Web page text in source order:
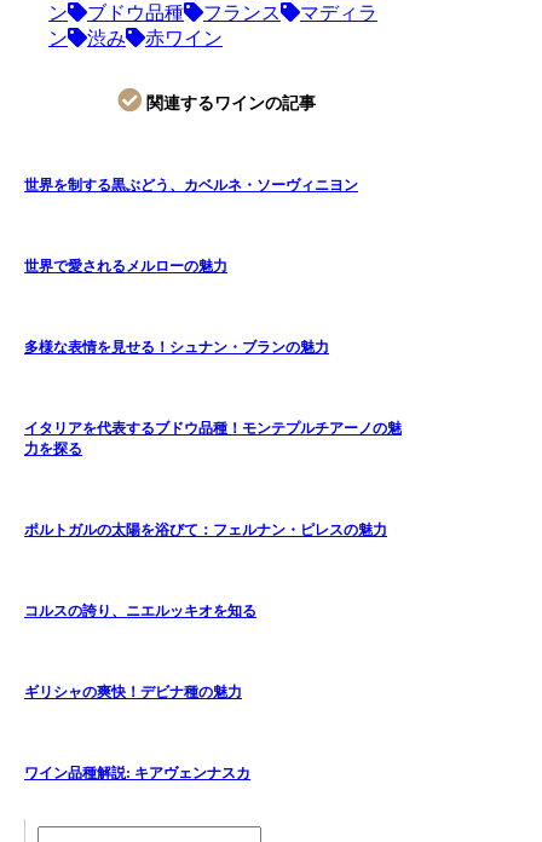
ン
ブドウ品種 フランス
マディラ
ン
渋み 赤ワイン
関連するワインの記事
世界を制する黒ぶどう、カベルネ・ソーヴィニヨン
世界で愛されるメルローの魅力
多様な表情を見せる！シュナン・ブランの魅力
イタリアを代表するブドウ品種！モンテプルチアーノの魅
力を探る
ポルトガルの太陽を浴びて：フェルナン・ピレスの魅力
コルスの誇り、ニエルッキオを知る
ギリシャの爽快！デビナ種の魅力
ワイン品種解説: キアヴェンナスカ